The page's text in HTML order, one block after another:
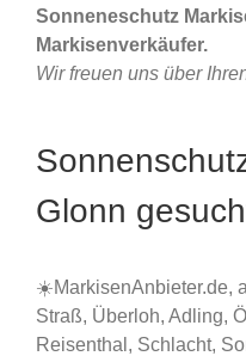
Sonneneschutz
Markisenverkäufer.
Wir freuen uns über
Glonn
☀️MarkisenAnbieter.de,
Straß, Überloh, Adling,
Reisenthal, Schlacht,